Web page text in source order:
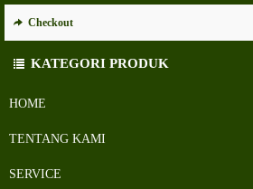
HOME
TENTANG KAMI
SERVICE
Checkout
KATEGORI PRODUK